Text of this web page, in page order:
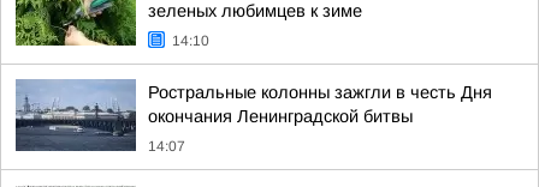
зеленых любимцев к зиме
14:10
Ростральные колонны зажгли в честь Дня
окончания Ленинградской битвы
14:07